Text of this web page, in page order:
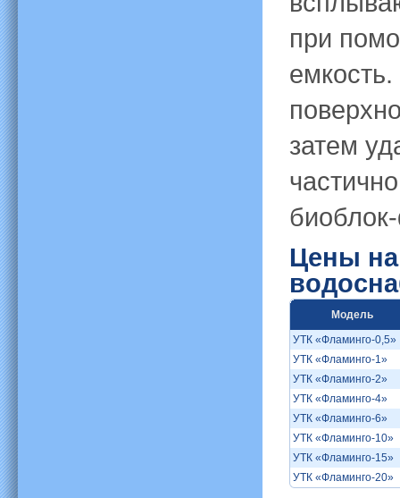
при
затем
Цены
Модель
УТК «Фламинго-0,5»
УТК «Фламинго-1»
УТК «Фламинго-2»
УТК «Фламинго-4»
УТК «Фламинго-6»
УТК «Фламинго-10»
УТК «Фламинго-15»
УТК «Фламинго-20»